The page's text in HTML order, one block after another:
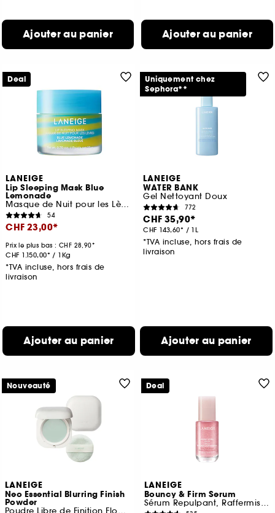
Ajouter au panier Ajouter au panier
LANEIGE
Lip Sleeping Mask Blue
Lemonade
Masque de Nuit pour les Lèvres Edition Limitée
54
CHF 23,00
Prix le plus bas :CHF 28,90
CHF 1.150,00 / 1Kg
*TVA incluse, hors frais de
livraison
Ajouter au panier
Deal
LANEIGE
WATER BANK
Gel Nettoyant Doux
772
CHF 35,90
CHF 143,60 / 1L
*TVA incluse, hors frais de
livraison
Ajouter au panier
Uniquement chez
Sephora**
LANEIGE
Neo Essential Blurring Finish
Powder
Nouveauté
LANEIGE
Bouncy & Firm Serum
Sérum Repulpant, Raffermissant et Lissant
Deal